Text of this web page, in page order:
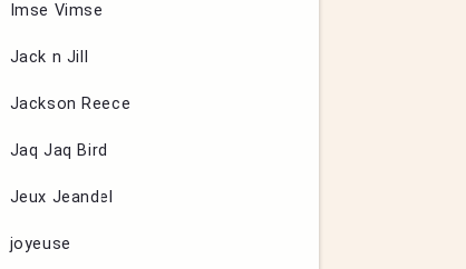
Imse Vimse
Jack n Jill
Jackson Reece
Jaq Jaq Bird
Jeux Jeandel
joyeuse